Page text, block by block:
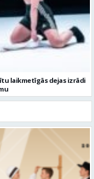
laikmetīgās dejas izrādi